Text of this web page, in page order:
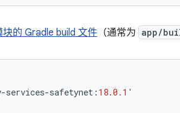
块的 Gradle build 文件 （通常为 app/
-services-safetynet : 18.0.1 '